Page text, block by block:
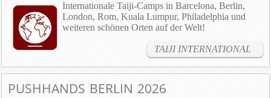
Internationale Taiji-Camps in Barcelona, Berlin,
London, Rom, Kuala Lumpur, Philadelphia und
weiteren schönen Orten auf der Welt!
TAIJI INTERNATIONAL
PUSHHANDS BERLIN 2026